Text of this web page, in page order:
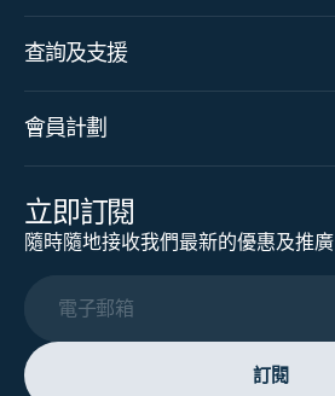
查詢及支援
會員計劃
立即訂閱
隨時隨地接收我們最新的優惠及推廣
電子郵箱
訂閱